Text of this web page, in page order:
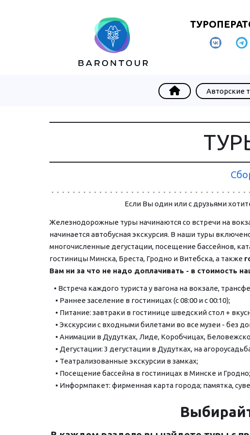
Авторские
Если Вы один или с дру­зья­ми
Железнодорожные туры начинаются со встречи на
начинается автобусная экскурсия. В наши туры
многочисленные дегустации, посещение бассейнов,
гостиницы Минска, Бреста, Гродно и Витебска, а также
Вам ни за что не надо доплачивать - в стоимость
• Встреча каждого туриста у вагона на вокзале,
• Раннее заселение в гостиницах (с 08:00 и с 00:10);
• Питание: завтраки в гостинице шведский стол +
• Экскурсии с входными билетами во все музеи - без
• Анимации в Дудутках, Лиде, Коробчицах,
• Дегустации: 3 дегустации в Дудутках, на
• Театрализованные экскурсии в замках;
• Посещение бассейна в гостиницах в Минске и Гродно;
• Информпакет: фирменная карта города; памятка,